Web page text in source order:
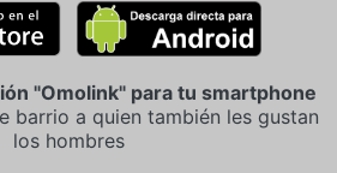
"Omolink" para tu smartphone
barrio a quien también les gustan
los hombres